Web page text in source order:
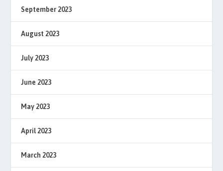
September 2023
August 2023
July 2023
June 2023
May 2023
April 2023
March 2023